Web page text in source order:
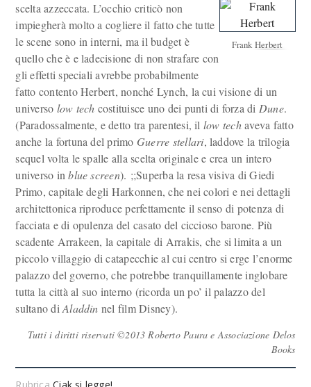
Frank Herbert
scelta azzeccata. L’occhio criticò non
impiegherà molto a cogliere il fatto che tutte
le scene sono in interni, ma il budget è
quello che è e ladecisione di non strafare con
gli effetti speciali avrebbe probabilmente
fatto contento Herbert, nonché Lynch, la cui visione di un
universo low tech costituisce uno dei punti di forza di Dune.
(Paradossalmente, e detto tra parentesi, il low techaveva fatto
anche la fortuna del primo Guerre stellari, laddove la trilogia
sequel volta le spalle alla scelta originale e crea un intero
universo inblue screen). ;;Superba la resa visiva di Giedi
Primo, capitale degli Harkonnen, che nei colori e nei dettagli
architettonica riproduce perfettamente il senso di potenza di
facciata e di opulenza del casato del ciccioso barone. Più
scadente Arrakeen, la capitale di Arrakis, che si limita a un
piccolo villaggio di catapecchie al cui centro si erge l’enorme
palazzo del governo, che potrebbe tranquillamente inglobare
tutta la città al suo interno (ricorda un po’ il palazzo del
sultano diAladdin nel film Disney).
Tutti i diritti riservati ©2013 Roberto Paura e Associazione Delos
Books